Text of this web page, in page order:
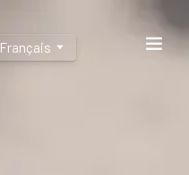
Français